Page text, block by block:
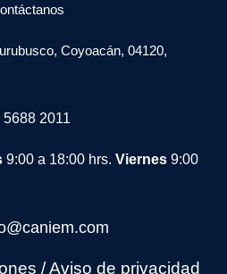
Coyoacán, 04120,
5688 2011
9:00 a 18:00 hrs. Viernes 9:00
/Aviso de privacidad